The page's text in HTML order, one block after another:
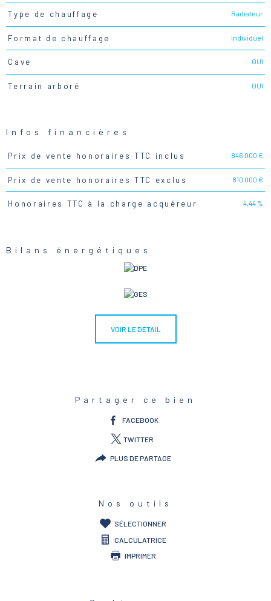
Type de chauffage Radiateur
Format de chauffage Individuel
Cave OUI
Terrain arboré OUI
Infos financières
Caractéristiques Valeurs
Prix de vente honoraires TTC inclus 846 000 €
Prix de vente honoraires TTC exclus 810 000 €
Honoraires TTC à la charge acquéreur 4,44 %
Bilans énergétiques
VOIR LE DÉTAIL
Partager ce bien
FACEBOOK
TWITTER
PLUS DE PARTAGE
Nos outils
SÉLECTIONNER
CALCULATRICE
IMPRIMER